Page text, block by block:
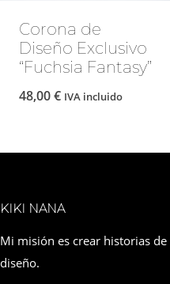
Corona de
Diseño Exclusivo
“Fuchsia Fantasy”
48,00€ IVA incluido
KIKI NANA
Mi misión es crear historias
diseño.